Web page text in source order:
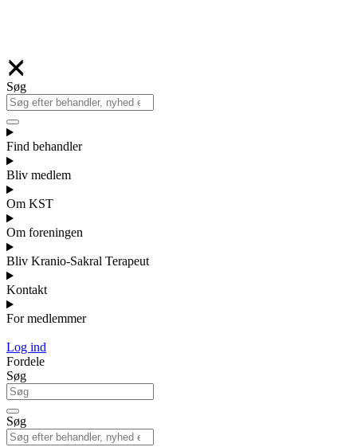
Søg
Find behandler
Bliv medlem
Om KST
Om foreningen
Bliv Kranio-Sakral Terapeut
Kontakt
For medlemmer
Log ind
Fordele
Søg
Søg